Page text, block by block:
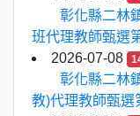
彰化縣二林
班代理教師甄選
2026-07-08
彰化縣二林
教)代理教師甄選